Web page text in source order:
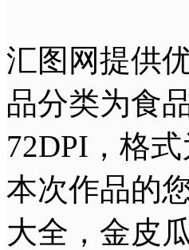
汇图网提供
品分类为食
72DPI，格
本次作品的
大全，金皮